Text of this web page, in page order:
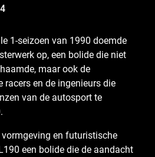
1-seizoen van 1990 doemde
op, een bolide die niet
maar ook de
racers en de ingenieurs die
van de autosport te
en futuristische
een bolide die de aandacht